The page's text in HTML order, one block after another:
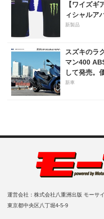
【ワイズ
ィシャルア
新製品
スズキのラ
マン400
して発売。
新車
運営会社：株式会社八重洲出版 モーサ
東京都中央区八丁堀4-5-9